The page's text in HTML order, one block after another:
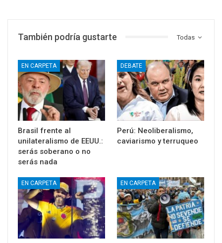
Todas
También podría gustarte
EN CARPETA
Brasil frente al
unilateralismo de EEUU.:
serás soberano o no
serás nada
DEBATE
Perú: Neoliberalismo,
caviarismo y terruqueo
EN CARPETA EN CARPETA